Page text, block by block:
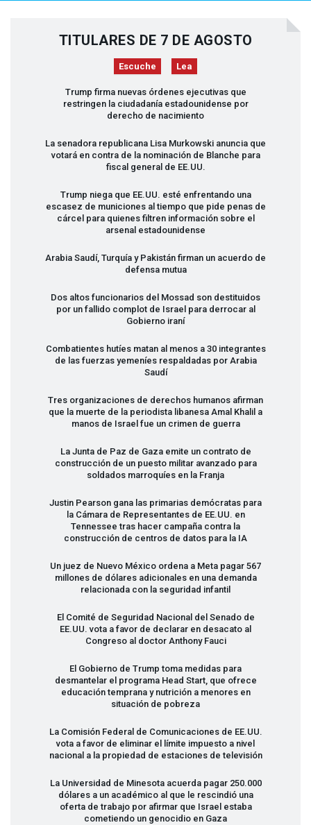
TITULARES DE 7 DE AGOSTO
Escuche Lea
Trump firma nuevas órdenes ejecutivas que
restringen la ciudadanía estadounidense por
derecho de nacimiento
La senadora republicana Lisa Murkowski anuncia que
votará en contra de la nominación de Blanche para
fiscal general de EE.UU.
Trump niega que EE.UU. esté enfrentando una
escasez de municiones al tiempo que pide penas de
cárcel para quienes filtren información sobre el
arsenal estadounidense
Arabia Saudí, Turquía y Pakistán firman un acuerdo de
defensa mutua
Dos altos funcionarios del Mossad son destituidos
por un fallido complot de Israel para derrocar al
Gobierno iraní
Combatientes hutíes matan al menos a 30 integrantes
de las fuerzas yemeníes respaldadas por Arabia
Saudí
Tres organizaciones de derechos humanos afirman
que la muerte de la periodista libanesa Amal Khalil a
manos de Israel fue un crimen de guerra
La Junta de Paz de Gaza emite un contrato de
construcción de un puesto militar avanzado para
soldados marroquíes en la Franja
Justin Pearson gana las primarias demócratas para
la Cámara de Representantes de EE.UU. en
Tennessee tras hacer campaña contra la
construcción de centros de datos para la IA
Un juez de Nuevo México ordena a Meta pagar 567
millones de dólares adicionales en una demanda
relacionada con la seguridad infantil
El Comité de Seguridad Nacional del Senado de
EE.UU. vota a favor de declarar en desacato al
Congreso al doctor Anthony Fauci
El Gobierno de Trump toma medidas para
desmantelar el programa Head Start, que ofrece
educación temprana y nutrición a menores en
situación de pobreza
La Comisión Federal de Comunicaciones de EE.UU.
vota a favor de eliminar el límite impuesto a nivel
nacional a la propiedad de estaciones de televisión
La Universidad de Minesota acuerda pagar 250.000
dólares a un académico al que le rescindió una
oferta de trabajo por afirmar que Israel estaba
cometiendo un genocidio en Gaza